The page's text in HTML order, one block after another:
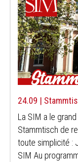
24.09 |
La SIM a le
Stammtisch de
toute simplicité :
SIM Au